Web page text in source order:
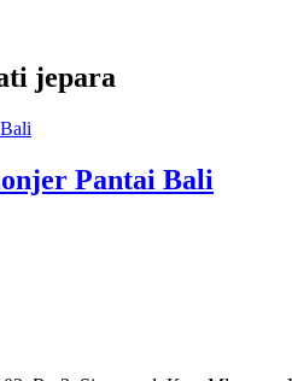
jepara
Pantai Bali